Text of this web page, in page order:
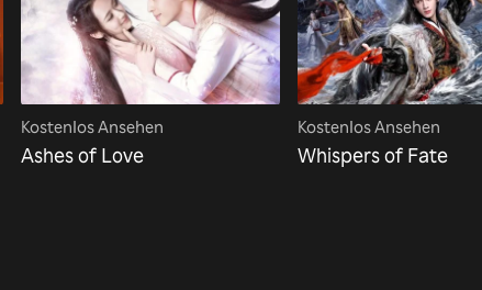
Kostenlos Ansehen
Ashes of Love
Kostenlos Ansehen
Whispers of Fate